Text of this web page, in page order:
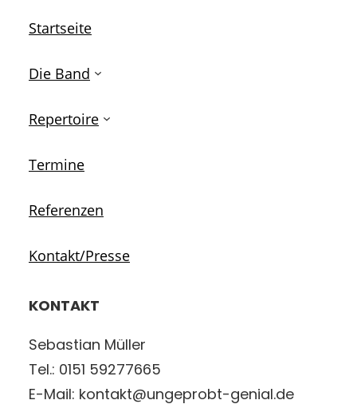
Startseite
Die Band
Repertoire
Termine
Referenzen
Kontakt/Presse
KONTAKT
Sebastian Müller
Tel.: 0151 59277665
E-Mail: kontakt@ungeprobt-genial.de